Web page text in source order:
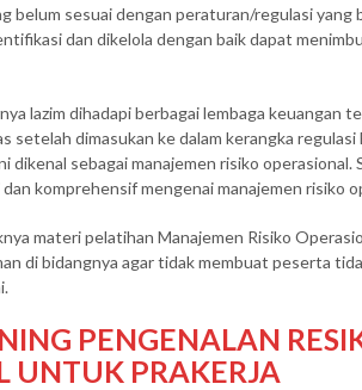
belum sesuai dengan peraturan/regulasi yang
dan dikelola dengan baik dapat
lazim dihadapi berbagai lembaga keuangan
setelah dimasukan ke dalam kerangka
dikenal sebagai manajemen risiko
komprehensif mengenai manajemen risiko
materi pelatihan Manajemen Risiko
di bidangnya agar tidak membuat peserta
PENGENALAN
UNTUK PRAKERJA